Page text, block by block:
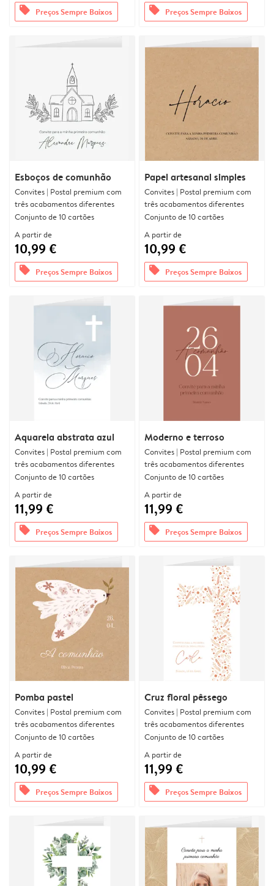
offers Preços Sempre Baixos offers Preços Sempre Baixos
Esboços de comunhão
Convites | Postal premium com
três acabamentos diferentes
Conjunto de 10 cartões
A partir de
10,99 €
offers Preços Sempre Baixos
Papel artesanal simples
Convites | Postal premium com
três acabamentos diferentes
Conjunto de 10 cartões
A partir de
10,99 €
offers Preços Sempre Baixos
Aquarela abstrata azul
Convites | Postal premium com
três acabamentos diferentes
Conjunto de 10 cartões
A partir de
11,99 €
offers Preços Sempre Baixos
Moderno e terroso
Convites | Postal premium com
três acabamentos diferentes
Conjunto de 10 cartões
A partir de
11,99 €
offers Preços Sempre Baixos
Pomba pastel
Convites | Postal premium com
três acabamentos diferentes
Conjunto de 10 cartões
A partir de
10,99 €
offers Preços Sempre Baixos
Cruz floral pêssego
Convites | Postal premium com
três acabamentos diferentes
Conjunto de 10 cartões
A partir de
11,99 €
offers Preços Sempre Baixos